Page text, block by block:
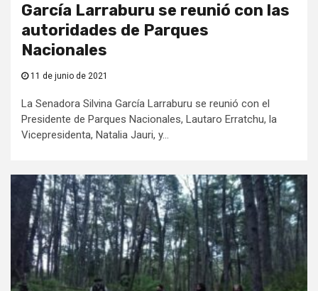
García Larraburu se reunió con las
autoridades de Parques
Nacionales
11 de junio de 2021
La Senadora Silvina García Larraburu se reunió con el
Presidente de Parques Nacionales, Lautaro Erratchu, la
Vicepresidenta, Natalia Jauri, y...